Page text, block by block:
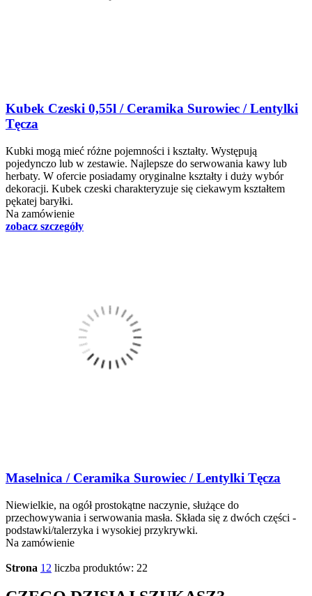
Kubek Czeski 0,55l / Ceramika Surowiec / Lentylki
Tęcza
Kubki mogą mieć różne pojemności i kształty. Występują
pojedynczo lub w zestawie. Najlepsze do serwowania kawy lub
herbaty. W ofercie posiadamy oryginalne kształty i duży wybór
dekoracji. Kubek czeski charakteryzuje się ciekawym kształtem
pękatej baryłki.
Na zamówienie
zobacz szczegóły
Maselnica / Ceramika Surowiec / Lentylki Tęcza
Niewielkie, na ogół prostokątne naczynie, służące do
przechowywania i serwowania masła. Składa się z dwóch części -
podstawki/talerzyka i wysokiej przykrywki.
Na zamówienie
Strona 1 2 liczba produktów: 22